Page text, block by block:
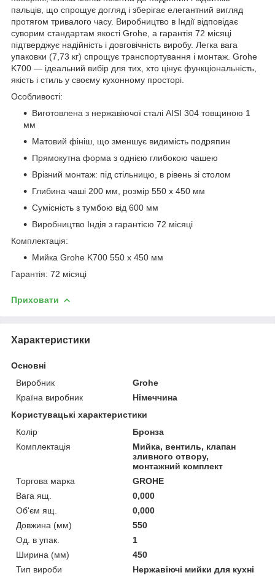
пальців, що спрощує догляд і зберігає елегантний вигляд
протягом тривалого часу. Виробництво в Індії відповідає
суворим стандартам якості Grohe, а гарантія 72 місяці
підтверджує надійність і довговічність виробу. Легка вага
упаковки (7,73 кг) спрощує транспортування і монтаж. Grohe
K700 — ідеальний вибір для тих, хто цінує функціональність,
якість і стиль у своєму кухонному просторі.
Особливості:
Виготовлена з нержавіючої сталі AISI 304 товщиною 1
мм
Матовий фініш, що зменшує видимість подряпин
Прямокутна форма з однією глибокою чашею
Врізний монтаж: під стільницю, в рівень зі столом
Глибина чаші 200 мм, розмір 550 х 450 мм
Сумісність з тумбою від 600 мм
Виробництво Індія з гарантією 72 місяці
Комплектація:
Мийка Grohe K700 550 x 450 мм
Гарантія: 72 місяці
Приховати
Характеристики
Основні
Виробник
Grohe
Країна виробник
Німеччина
Користувацькі характеристики
Колір
Бронза
Комплектація
Мийка, вентиль, клапан
зливного отвору,
монтажний комплект
Торгова марка
GROHE
Вага ящ.
0,000
Об'єм ящ.
0,000
Довжина (мм)
550
Од. в упак.
1
Ширина (мм)
450
Тип вироби
Нержавіючі мийки для кухні